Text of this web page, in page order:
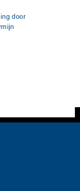
door